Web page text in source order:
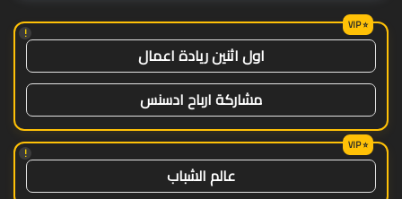
!
اول اثنين ريادة اعمال
مشاركة ارباح ادسنس
!
عالم الشباب